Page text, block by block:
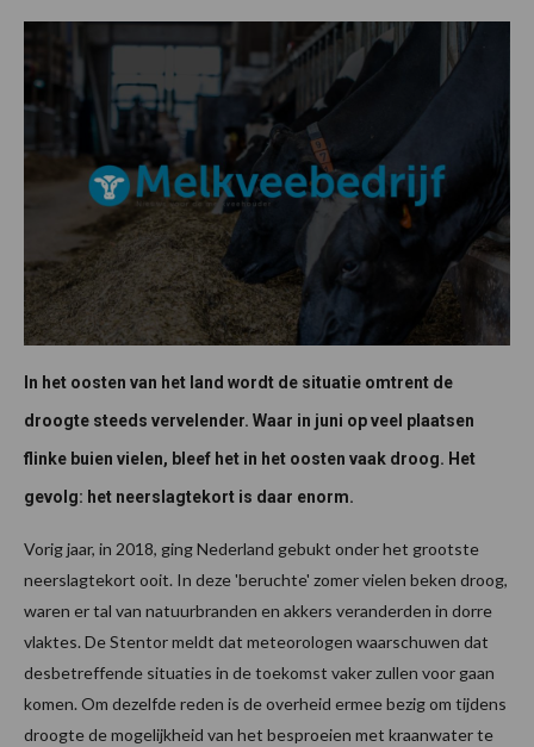
In het oosten van het land wordt de situatie omtrent de
droogte steeds vervelender. Waar in juni op veel plaatsen
flinke buien vielen, bleef het in het oosten vaak droog. Het
gevolg: het neerslagtekort is daar enorm.
Vorig jaar, in 2018, ging Nederland gebukt onder het grootste
neerslagtekort ooit. In deze 'beruchte' zomer vielen beken droog,
waren er tal van natuurbranden en akkers veranderden in dorre
vlaktes. De Stentor meldt dat meteorologen waarschuwen dat
desbetreffende situaties in de toekomst vaker zullen voor gaan
komen. Om dezelfde reden is de overheid ermee bezig om tijdens
droogte de mogelijkheid van het besproeien met kraanwater te